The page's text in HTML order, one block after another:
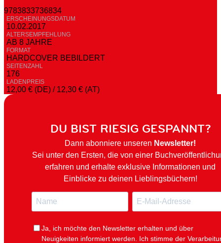
9783833736834
ERSCHEINUNGSDATUM
10.02.2017
ALTERSEMPFEHLUNG
AB 8 JAHRE
FORMAT
HARDCOVER BEBILDERT
SEITENZAHL
176
LADENPREIS
12,00 € (DE) / 12,30 € (AT)
DU BIST RIESIG GESPANNT?
Dann abonniere unseren Newsletter!
Sei unter den Ersten, die von einer
erfahren und erhalte exklusive Informationen und
Einblicke zu deinen Lieblingsbüchern!
m
M
l
Ja, ich möchte den Newsletter erhalten und über
Neuigkeiten informiert werden. Ich stimme der